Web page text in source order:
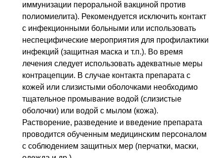
иммунизации пероральной вакциной против
полиомиелита). Рекомендуется исключить контакт
с инфекционными больными или использовать
неспецифические мероприятия для профилактики
инфекций (защитная маска и т.п.). Во время
лечения следует использовать адекватные меры
контрацепции. В случае контакта препарата с
кожей или слизистыми оболочками необходимо
тщательное промывание водой (слизистые
оболочки) или водой с мылом (кожа).
Растворение, разведение и введение препарата
проводится обученным медицинским персоналом
с соблюдением защитных мер (перчатки, маски,